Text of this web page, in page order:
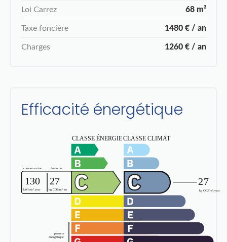
Loi Carrez 68 m²
Taxe foncière 1480 € / an
Charges 1260 € / an
Efficacité énergétique